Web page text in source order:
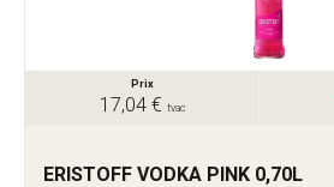
Prix
17,04 € tvac
ERISTOFF VODKA PINK 0,70L